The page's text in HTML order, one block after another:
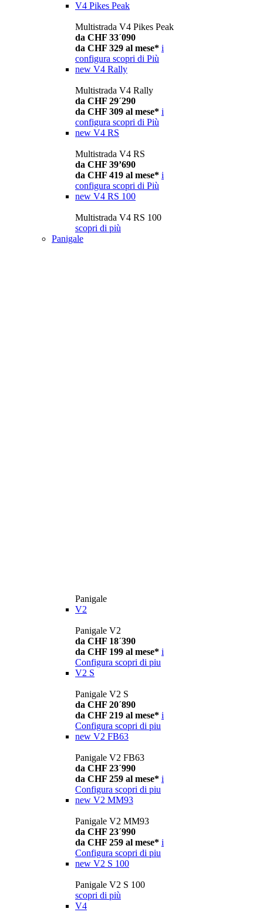
V4 Pikes Peak
Multistrada V4 Pikes Peak
da CHF 33´090
da CHF 329 al mese* i
configura scopri di Più
new V4 Rally
Multistrada V4 Rally
da CHF 29´290
da CHF 309 al mese* i
configura scopri di Più
new V4 RS
Multistrada V4 RS
da CHF 39’690
da CHF 419 al mese* i
configura scopri di Più
new V4 RS 100
Multistrada V4 RS 100
scopri di più
Panigale
Panigale
V2
Panigale V2
da CHF 18´390
da CHF 199 al mese* i
Configura scopri di piu
V2 S
Panigale V2 S
da CHF 20´890
da CHF 219 al mese* i
Configura scopri di piu
new V2 FB63
Panigale V2 FB63
da CHF 23´990
da CHF 259 al mese* i
Configura scopri di piu
new V2 MM93
Panigale V2 MM93
da CHF 23´990
da CHF 259 al mese* i
Configura scopri di piu
new V2 S 100
Panigale V2 S 100
scopri di più
V4